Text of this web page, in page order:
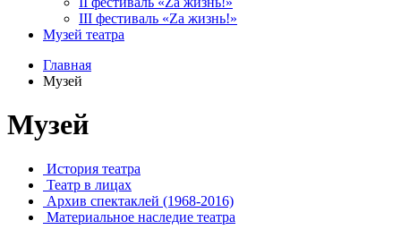
III фестиваль «Zа жизнь!»
Музей театра
Главная
Музей
Музей
История театра
Театр в лицах
Архив спектаклей (1968-2016)
Материальное наследие театра